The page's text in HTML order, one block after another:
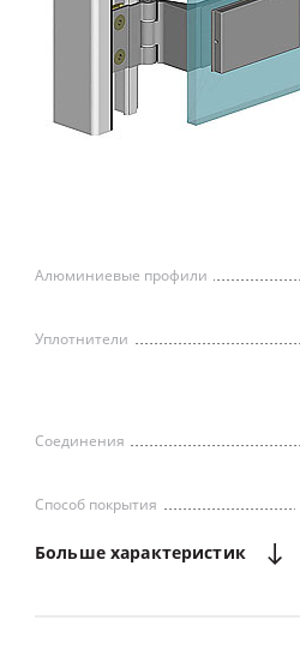
Алюминиевые профили
Уплотнители
Соединения
Способ покрытия
Максимальное светопропускание
Большехарактеристик